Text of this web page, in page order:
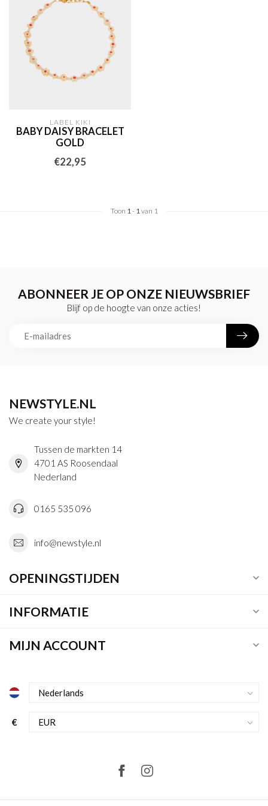
LABEL KIKI
BABY DAISY BRACELET
GOLD
€22,95
Toon 1- 1van 1
ABONNEER JE OP ONZE NIEUWSBRIEF
Blijf op de hoogte van onze acties!
NEWSTYLE.NL
We create your style!
Tussen de markten 14
4701 AS Roosendaal
Nederland
0165 535 096
info@newstyle.nl
OPENINGSTIJDEN
INFORMATIE
MIJN ACCOUNT
€